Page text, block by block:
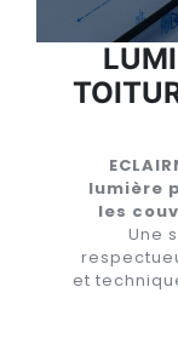
lumière
les
Une
et